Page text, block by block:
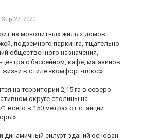
Sep 27, 2020
из монолитных жилых домов
подземного паркинга, тщательно
общественного назначения,
с бассейном, кафе, магазинов
жизни в стиле «комфорт-плюс».
на территории 2,15 га в северо-
округе столицы на
всего в 150 метрах от станции
динамичный силуэт зданий основан